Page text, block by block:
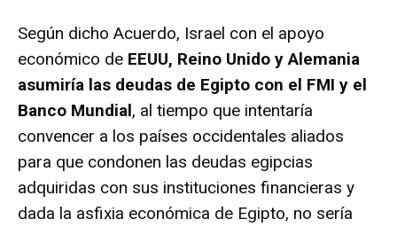
Según dicho Acuerdo, Israel con el apoyo
económico de EEUU, Reino Unido y Alemania
asumiría las deudas de Egipto con el FMI y el
Banco Mundial, al tiempo que intentaría
convencer a los países occidentales aliados
para que condonen las deudas egipcias
adquiridas con sus instituciones financieras y
dada la asfixia económica de Egipto, no sería